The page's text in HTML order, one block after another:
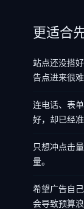
更适合
站点还没搭
告点进来很难
连电话、表
好，却已经
只想冲点击
量。
希望广告自
会导致预算